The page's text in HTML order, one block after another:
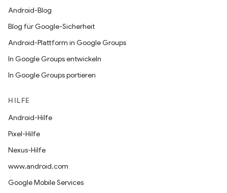
Android-Blog
Blog für Google-Sicherheit
Android-Plattform in Google Groups
In Google Groups entwickeln
In Google Groups portieren
HILFE
Android-Hilfe
Pixel-Hilfe
Nexus-Hilfe
www.android.com
Google Mobile Services